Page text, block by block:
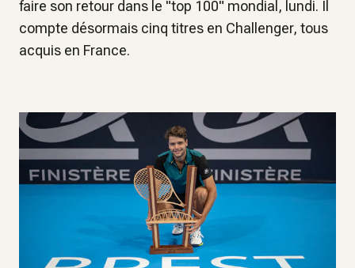
faire son retour dans le "top 100" mondial, lundi. Il
compte désormais cinq titres en Challenger, tous
acquis en France.